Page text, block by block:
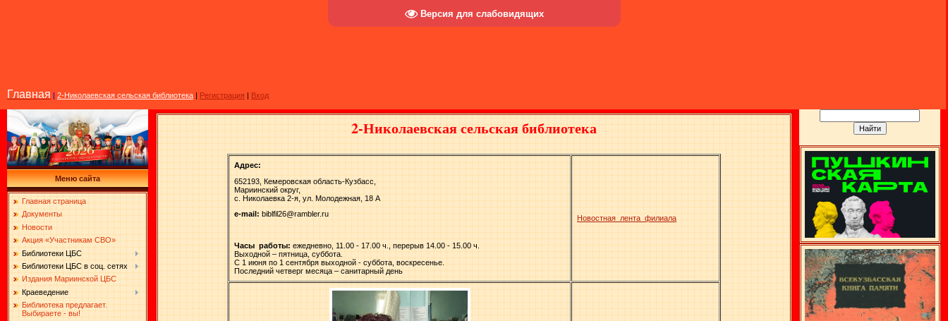
Версия для слабовидящих
Главная | 2-Николаевская сельская библиотека | Регистрация | Вход
Меню сайта
Главная страница
Документы
Новости
Акция «Участникам СВО»
Библиотеки ЦБС
Библиотеки ЦБС в соц. сетях
Издания Мариинской ЦБС
Краеведение
Библиотека предлагает.
Выбираете - вы!
2-Николаевская сельская библиотека
Адрес:
652193, Кемеровская область-Кузбасс,
Мариинский округ,
с. Николаевка 2-я, ул. Молодежная, 18 А
e-mail: biblfil26@rambler.ru
Часы работы: ежедневно, 11.00 - 17.00 ч., перерыв 14.00 - 15.00 ч.
Выходной – пятница, суббота.
С 1 июня по 1 сентября выходной - суббота, воскресенье.
Последний четверг месяца – санитарный день
Новостная лента филиала